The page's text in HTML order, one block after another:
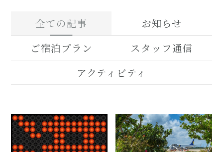
全ての記事
お知らせ
ご宿泊プラン
スタッフ通信
アクティビティ